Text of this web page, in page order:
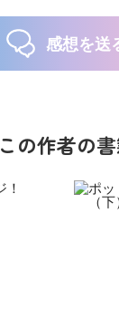
感想を送
この作者の